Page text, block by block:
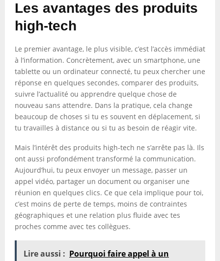
Les avantages des produits
high-tech
Le premier avantage, le plus visible, c’est l’accès immédiat
à l’information. Concrètement, avec un smartphone, une
tablette ou un ordinateur connecté, tu peux chercher une
réponse en quelques secondes, comparer des produits,
suivre l’actualité ou apprendre quelque chose de
nouveau sans attendre. Dans la pratique, cela change
beaucoup de choses si tu es souvent en déplacement, si
tu travailles à distance ou si tu as besoin de réagir vite.
Mais l’intérêt des produits high-tech ne s’arrête pas là. Ils
ont aussi profondément transformé la communication.
Aujourd’hui, tu peux envoyer un message, passer un
appel vidéo, partager un document ou organiser une
réunion en quelques clics. Ce que cela implique pour toi,
c’est moins de perte de temps, moins de contraintes
géographiques et une relation plus fluide avec tes
proches comme avec tes collègues.
Lire aussi : Pourquoi faire appel à un